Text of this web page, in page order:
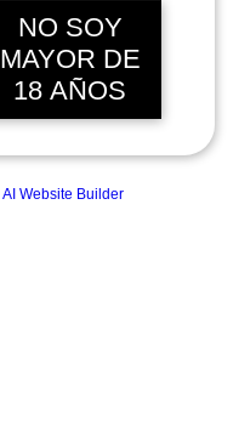
NO SOY
MAYOR DE
18 AÑOS
AI Website Builder